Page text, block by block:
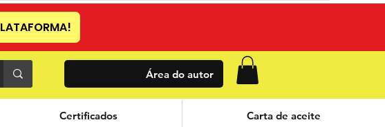
Área do autor
Certificados Carta de aceite